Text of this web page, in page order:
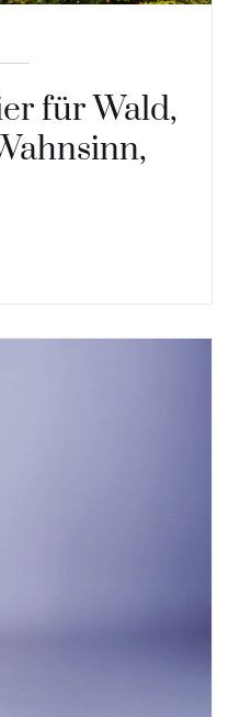
für Wald,